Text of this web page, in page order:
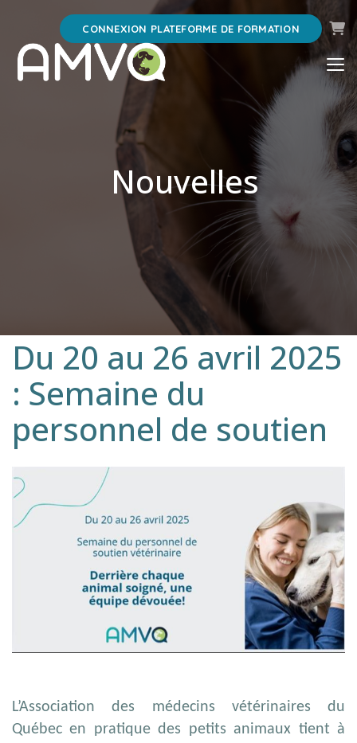
CONNEXION PLATEFORME DE FORMATION
Nouvelles
Du 20 au 26 avril 2025
: Semaine du
personnel de soutien
L’Association des médecins vétérinaires du
Québec en pratique des petits animaux tient à